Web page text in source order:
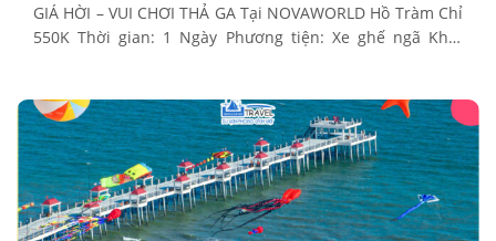
GIÁ HỜI – VUI CHƠI THẢ GA Tại NOVAWORLD Hồ Tràm Chỉ
550K Thời gian: 1 Ngày Phương tiện: Xe ghế ngã Khởi
(VND/khách) Người lớn […]